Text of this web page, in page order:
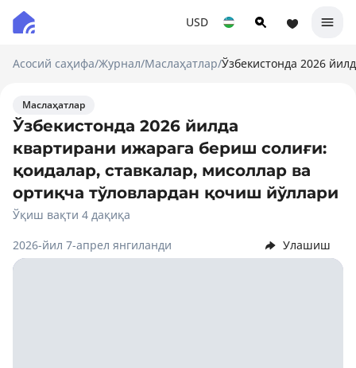
USD
Асосий саҳифа/Журнал/Маслаҳатлар/Ўзбекистонда 2026
Маслаҳатлар
Ўзбекистонда 2026 йилда
квартирани ижарага бериш солиғи:
қоидалар, ставкалар, мисоллар ва
ортиқча тўловлардан қочиш йўллари
Ўқиш вақти 4 дақиқа
2026-йил 7-апрел янгиланди
Улашиш